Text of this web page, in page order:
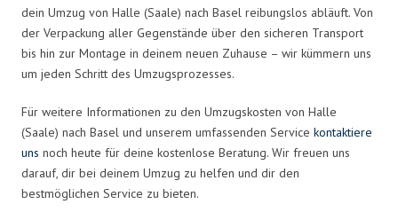
dein Umzug von Halle (Saale) nach Basel reibungslos abläuft. Von
der Verpackung aller Gegenstände über den sicheren Transport
bis hin zur Montage in deinem neuen Zuhause – wir kümmern uns
um jeden Schritt des Umzugsprozesses.
Für weitere Informationen zu den Umzugskosten von Halle
(Saale) nach Basel und unserem umfassenden Service kontaktiere
uns noch heute für deine kostenlose Beratung. Wir freuen uns
darauf, dir bei deinem Umzug zu helfen und dir den
bestmöglichen Service zu bieten.